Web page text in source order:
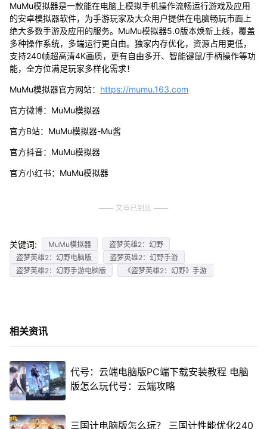
MuMu模拟器是一款能在电脑上模拟手机操作流畅运行游戏及应用
的安卓模拟器软件，为手游玩家及大众用户提供在电脑畅玩市面上
绝大多数手游及应用的服务。MuMu模拟器5.0版本焕新上线，覆盖
多种操作系统，多端运行更自由。独家内存优化，资源占用更低，
支持240帧超高清4K画质，更有自由多开、智能键鼠/手柄操作等功
能，全方位满足玩家多样化需求！
MuMu模拟器官方网站： https://mumu.163.com
官方微博：MuMu模拟器
官方B站：MuMu模拟器-Mu酱
官方抖音：MuMu模拟器
官方小红书：MuMu模拟器
文章已到底
关键词: MuMu模拟器
盗梦英雄2：幻野
盗梦英雄2：幻野电脑版
盗梦英雄2：幻野手游
盗梦英雄2：幻野手游电脑版
《盗梦英雄2：幻野》手游
相关资讯
代号：云端电脑版PC端下载安装教程 电脑
版怎么玩代号：云端攻略
三国计电脑版怎么玩？ 三国计性能优化240